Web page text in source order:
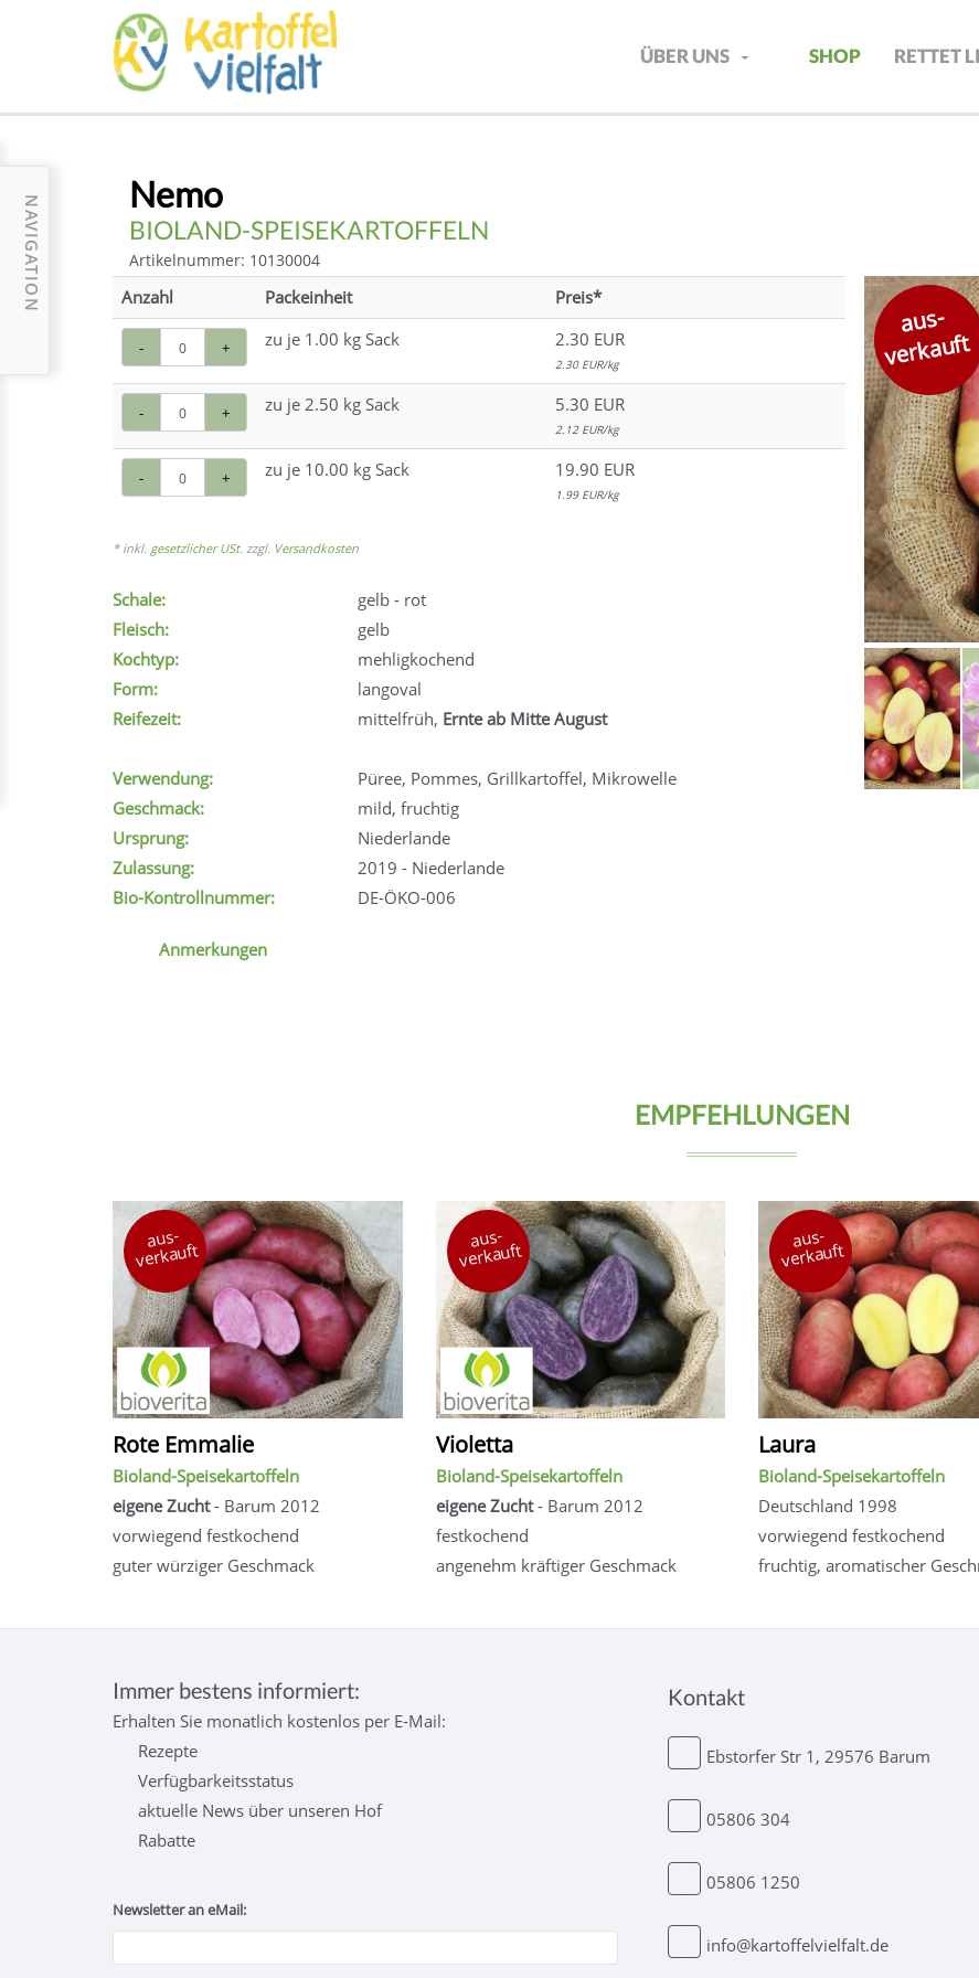
ÜBER UNS SHOP RETTET
Nemo
BIOLAND-SPEISEKARTOFFELN
Artikelnummer: 10130004
Anzahl Packeinheit Preis*
- + zu je 1.00 kg Sack 2.30 EUR
2.30 EUR/kg
- + zu je 2.50 kg Sack 5.30 EUR
2.12 EUR/kg
- + zu je 10.00 kg Sack 19.90 EUR
1.99 EUR/kg
* inkl. gesetzlicher USt. zzgl. Versandkosten
Schale:
gelb - rot
Fleisch:
gelb
Kochtyp:
mehligkochend
Form:
langoval
Reifezeit:
mittelfrüh, Ernte ab Mitte August
Verwendung:
Püree, Pommes, Grillkartoffel, Mikrowelle
Geschmack:
mild, fruchtig
Ursprung:
Niederlande
Zulassung:
2019 - Niederlande
Bio-Kontrollnummer:
DE-ÖKO-006
Anmerkungen
aus-
verkauft
EMPFEHLUNGEN
aus-
verkauft
Rote Emmalie
Bioland-Speisekartoffeln
eigene Zucht- Barum 2012
vorwiegend festkochend
guter würziger Geschmack
aus-
verkauft
Violetta
Bioland-Speisekartoffeln
eigene Zucht- Barum 2012
festkochend
angenehm kräftiger Geschmack
aus-
verkauft
Laura
Bioland-Speisekartoffeln
Deutschland 1998
vorwiegend festkochend
fruchtig, aromatischer
Immer bestens informiert:
Erhalten Sie monatlich kostenlos per E-Mail:
Rezepte
Verfügbarkeitsstatus
aktuelle News über unseren Hof
Rabatte
Newsletter an eMail:
Kontakt
Ebstorfer Str 1, 29576 Barum
05806 304
05806 1250
info@kartoffelvielfalt.de
NAVIGATION